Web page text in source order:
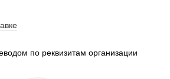
по реквизитам организации